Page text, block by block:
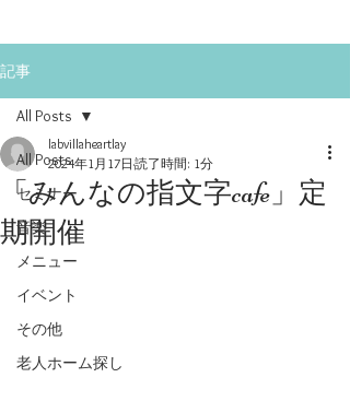
記事
All Posts
セミナー
音楽
メニュー
イベント
その他
老人ホーム探し
All Posts
「みんなの指文字cafe」定
期開催
labvillaheartlay
2024年1月17日 読了時間: 1分